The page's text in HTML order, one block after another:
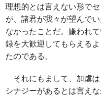
理想的とは言えない形で
が、諸君が我々が望んで
なかったことだ。嫌われ
録を大歓迎してもらえる
たのである。
それにもまして、加虐
シナジーがあるとは言え